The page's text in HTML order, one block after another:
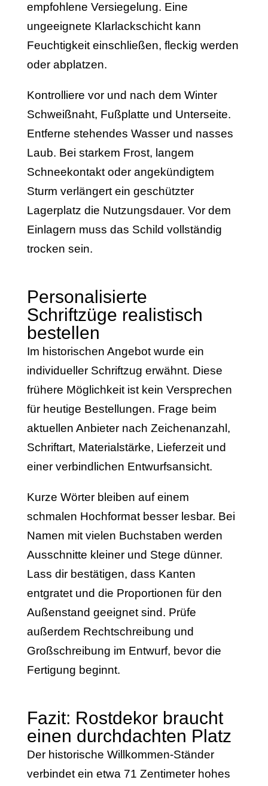
empfohlene Versiegelung. Eine
ungeeignete Klarlackschicht kann
Feuchtigkeit einschließen, fleckig werden
oder abplatzen.
Kontrolliere vor und nach dem Winter
Schweißnaht, Fußplatte und Unterseite.
Entferne stehendes Wasser und nasses
Laub. Bei starkem Frost, langem
Schneekontakt oder angekündigtem
Sturm verlängert ein geschützter
Lagerplatz die Nutzungsdauer. Vor dem
Einlagern muss das Schild vollständig
trocken sein.
Personalisierte
Schriftzüge realistisch
bestellen
Im historischen Angebot wurde ein
individueller Schriftzug erwähnt. Diese
frühere Möglichkeit ist kein Versprechen
für heutige Bestellungen. Frage beim
aktuellen Anbieter nach Zeichenanzahl,
Schriftart, Materialstärke, Lieferzeit und
einer verbindlichen Entwurfsansicht.
Kurze Wörter bleiben auf einem
schmalen Hochformat besser lesbar. Bei
Namen mit vielen Buchstaben werden
Ausschnitte kleiner und Stege dünner.
Lass dir bestätigen, dass Kanten
entgratet und die Proportionen für den
Außenstand geeignet sind. Prüfe
außerdem Rechtschreibung und
Großschreibung im Entwurf, bevor die
Fertigung beginnt.
Fazit: Rostdekor braucht
einen durchdachten Platz
Der historische Willkommen-Ständer
verbindet ein etwa 71 Zentimeter hohes